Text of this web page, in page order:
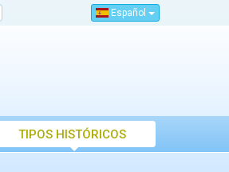
Español
TIPOS HISTÓRICOS